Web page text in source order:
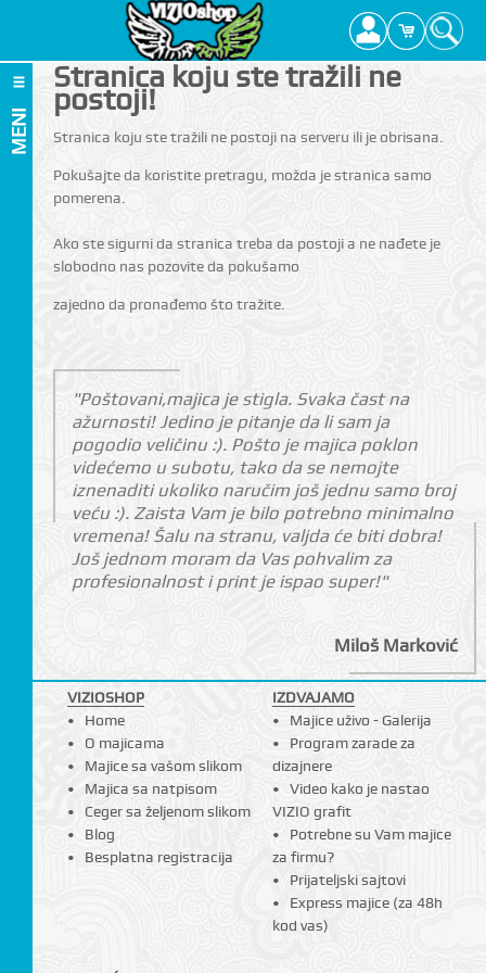
MENI
Stranica koju ste tražili ne
postoji!
Stranica koju ste tražili ne postoji na serveru ili je obrisana.
Pokušajte da koristite pretragu, možda je stranica samo
pomerena.
Ako ste sigurni da stranica treba da postoji a ne nađete je
slobodno nas pozovite da pokušamo
zajedno da pronađemo što tražite.
"Poštovani,majica je stigla. Svaka čast na
ažurnosti! Jedino je pitanje da li sam ja
pogodio veličinu :). Pošto je majica poklon
videćemo u subotu, tako da se nemojte
iznenaditi ukoliko naručim još jednu samo broj
veću :). Zaista Vam je bilo potrebno minimalno
vremena! Šalu na stranu, valjda će biti dobra!
Još jednom moram da Vas pohvalim za
profesionalnost i print je ispao super!"
Miloš Marković
VIZIOSHOP
Home
O majicama
Majice sa vašom slikom
Majica sa natpisom
Ceger sa željenom slikom
Blog
Besplatna registracija
IZDVAJAMO
Majice uživo - Galerija
Program zarade za
dizajnere
Video kako je nastao
VIZIO grafit
Potrebne su Vam majice
za firmu?
Prijateljski sajtovi
Express majice (za 48h
kod vas)